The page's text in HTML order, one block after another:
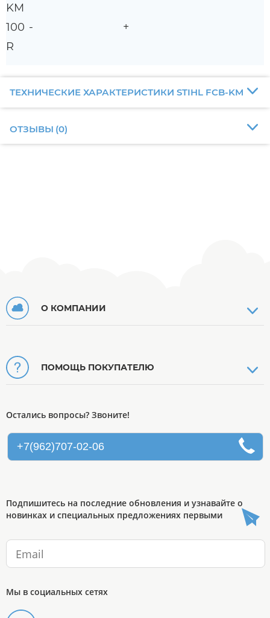
KM
100
R
- +
ТЕХНИЧЕСКИЕ ХАРАКТЕРИСТИКИ STIHL FCB-KM
ОТЗЫВЫ (0)
О КОМПАНИИ
ПОМОЩЬ ПОКУПАТЕЛЮ
Остались вопросы? Звоните!
+7(962)707-02-06
Подпишитесь на последние обновления и узнавайте о
новинках и специальных предложениях первыми
Мы в социальных сетях